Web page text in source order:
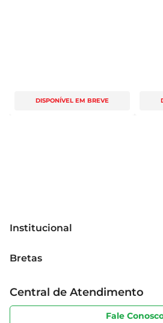
DISPONÍVEL EM BREVE
Institucional
Grupo Cencosud
Sobre privacidade
Portal do fornecedor
Bretas
Produtos Bretas
Código de ética
Central de Atendimento
Fale